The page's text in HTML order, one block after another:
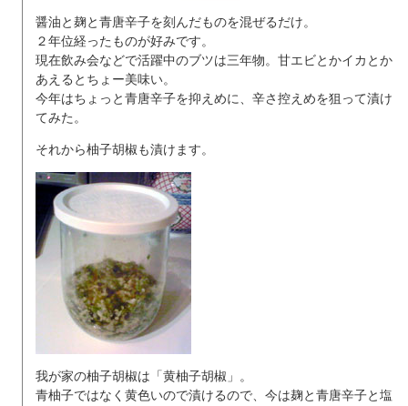
醤油と麹と青唐辛子を刻んだものを混ぜるだけ。
２年位経ったものが好みです。
現在飲み会などで活躍中のブツは三年物。甘エビとかイカとか
あえるとちょー美味い。
今年はちょっと青唐辛子を抑えめに、辛さ控えめを狙って漬け
てみた。
それから柚子胡椒も漬けます。
我が家の柚子胡椒は「黄柚子胡椒」。
青柚子ではなく黄色いので漬けるので、今は麹と青唐辛子と塩